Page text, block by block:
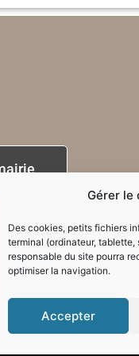
Gérer le
Des cookies, petits fichiers
terminal (ordinateur,
responsable du site pourra
optimiser la navigation.
Accepter